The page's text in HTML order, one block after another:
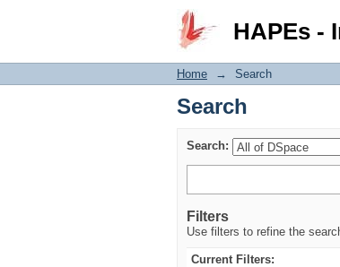
HAPEs -
Search
Home → Search
Search
Search:
Filters
Use filters to refine the
Current Filters: